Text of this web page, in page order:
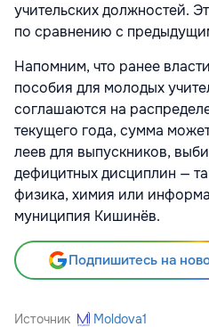
учительских должностей.
по сравнению с
Напомним, что ранее
пособия для молодых
соглашаются на
текущего года, сумма
леев для выпускников,
дефицитных дисциплин —
физика, химия или
муниципия Кишинёв.
Подпишитесь на
Источник Moldova1